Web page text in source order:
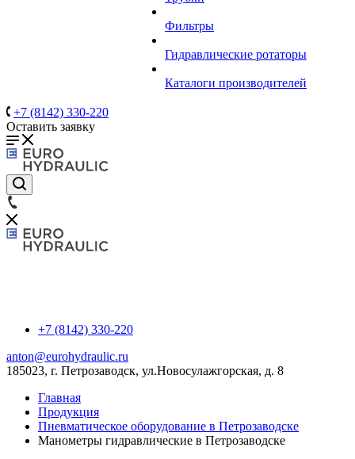
Фильтры
Гидравлические ротаторы
Каталоги производителей
+7 (8142) 330-220
Оставить заявку
+7 (8142) 330-220
anton@eurohydraulic.ru
185023, г. Петрозаводск, ул.Новосулажгорская, д. 8
Главная
Продукция
Пневматическое оборудование в Петрозаводске
Манометры гидравлические в Петрозаводске